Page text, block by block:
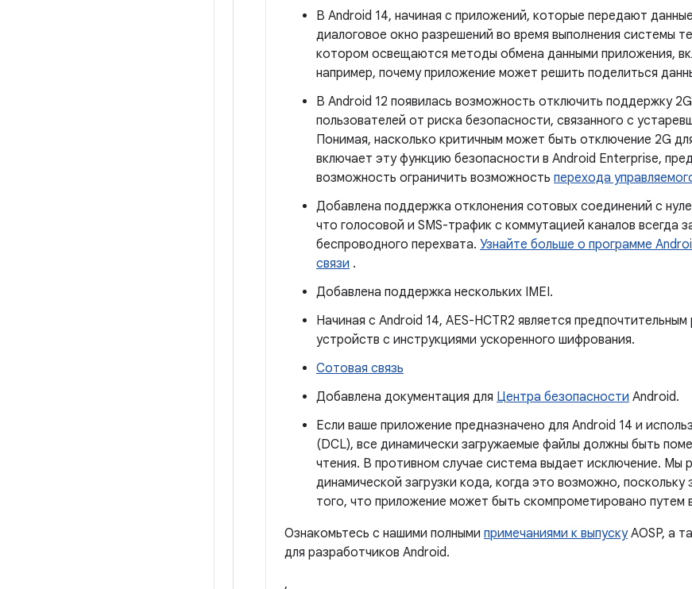
В Android 14, начиная с приложений, которые передают
диалоговое окно разрешений во время выполнения системы
котором освещаются методы обмена данными приложения,
например, почему приложение может решить поделиться
В Android 12 появилась возможность отключить поддержку
пользователей от риска безопасности, связанного с
Понимая, насколько критичным может быть отключение 2G
включает эту функцию безопасности в Android Enterprise,
возможность ограничить возможность перехода
Добавлена ​​поддержка отклонения сотовых соединений с
что голосовой и SMS-трафик с коммутацией каналов всегда
беспроводного перехвата. Узнайте больше о программе
связи .
Добавлена ​​поддержка нескольких IMEI.
Начиная с Android 14, AES-HCTR2 является
устройств с инструкциями ускоренного шифрования.
Сотовая связь
Добавлена ​​документация для Центра безопасности Android.
Если ваше приложение предназначено для Android 14 и
(DCL), все динамически загружаемые файлы должны быть
чтения. В противном случае система выдает исключение. Мы
динамической загрузки кода, когда это возможно, поскольку
того, что приложение может быть скомпрометировано путем
Ознакомьтесь с нашими полными примечаниями к выпускуAOSP, а
для разработчиков Android.
,